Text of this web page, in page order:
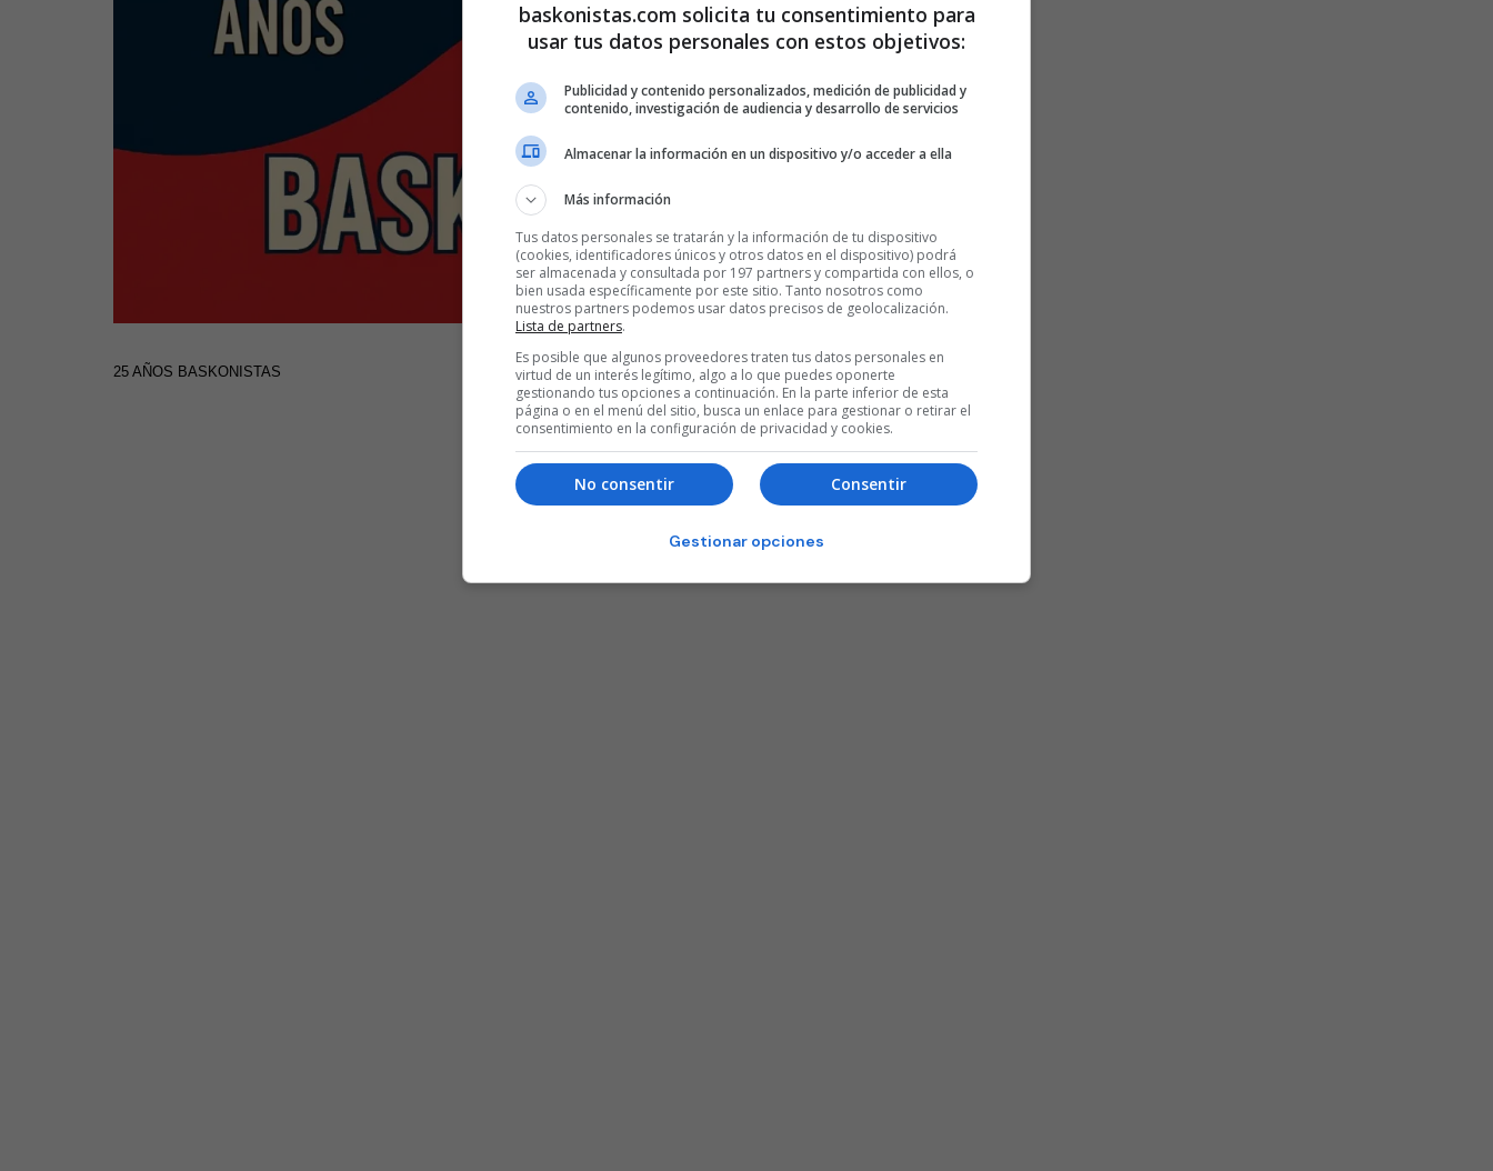
25 AÑOS BASKONISTAS
baskonistas.com solicita tu consentimiento para
usar tus datos personales con estos objetivos:
Publicidad y contenido personalizados, medición de publicidad y
contenido, investigación de audiencia y desarrollo de servicios
Almacenar la información en un dispositivo y/o acceder a ella
Más información
Tus datos personales se tratarán y la información de tu dispositivo
(cookies, identificadores únicos y otros datos en el dispositivo) podrá
ser almacenada y consultada por 197 partners y compartida con ellos, o
bien usada específicamente por este sitio. Tanto nosotros como
nuestros partners podemos usar datos precisos de geolocalización.
Lista de partners.
Es posible que algunos proveedores traten tus datos personales en
virtud de un interés legítimo, algo a lo que puedes oponerte
gestionando tus opciones a continuación. En la parte inferior de esta
página o en el menú del sitio, busca un enlace para gestionar o retirar el
consentimiento en la configuración de privacidad y cookies.
Consentir
No consentir
Gestionar opciones